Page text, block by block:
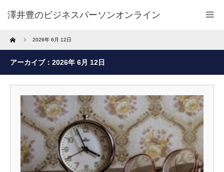
澤井豊のビジネスパーソンオンライン
Home 2026年 6月 12日
アーカイブ：2026年 6月 12日